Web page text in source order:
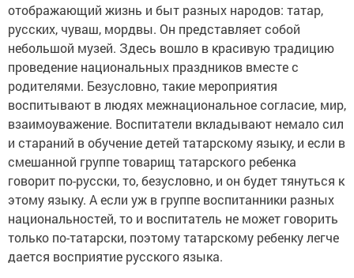
отображающий жизнь и быт разных народов: татар,
русских, чуваш, мордвы. Он представляет собой
небольшой музей. Здесь вошло в красивую традицию
проведение национальных праздников вместе с
родителями. Безусловно, такие мероприятия
воспитывают в людях межнациональное согласие, мир,
взаимоуважение. Воспитатели вкладывают немало сил
и стараний в обучение детей татарскому языку, и если в
смешанной группе товарищ татарского ребенка
говорит по-русски, то, безусловно, и он будет тянуться к
этому языку. А если уж в группе воспитанники разных
национальностей, то и воспитатель не может говорить
только по-татарски, поэтому татарскому ребенку легче
дается восприятие русского языка.